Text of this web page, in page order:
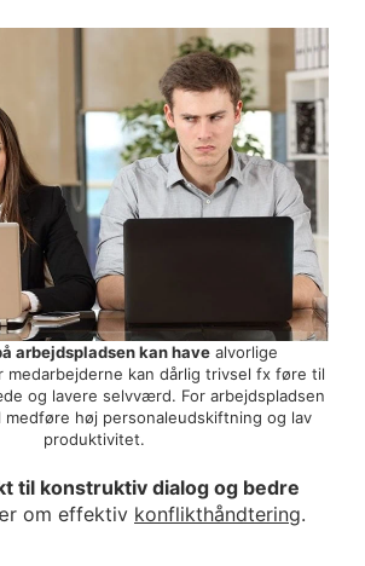
arbejdspladsen kan havealvorlige
medarbejderne kan dårlig trivsel fx føre til
og lavere selvværd. For arbejdspladsen
medføre høj personaleudskiftning og lav
produktivitet.
til konstruktiv dialog og bedre
om effektiv konflikthåndtering.